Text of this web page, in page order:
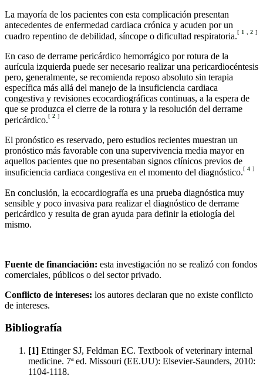
La mayoría de los pacientes con esta complicación presentan
antecedentes de enfermedad cardiaca crónica y acuden por un
cuadro repentino de debilidad, síncope o dificultad respiratoria.[ 1 2 ]
En caso de derrame pericárdico hemorrágico por rotura de la
aurícula izquierda puede ser necesario realizar una pericardiocéntesis
pero, generalmente, se recomienda reposo absoluto sin terapia
específica más allá del manejo de la insuficiencia cardiaca
congestiva y revisiones ecocardiográficas continuas, a la espera de
que se produzca el cierre de la rotura y la resolución del derrame
pericárdico.[ 2 ]
El pronóstico es reservado, pero estudios recientes muestran un
pronóstico más favorable con una supervivencia media mayor en
aquellos pacientes que no presentaban signos clínicos previos de
insuficiencia cardiaca congestiva en el momento del diagnóstico.[ 4 ]
En conclusión, la ecocardiografía es una prueba diagnóstica muy
sensible y poco invasiva para realizar el diagnóstico de derrame
pericárdico y resulta de gran ayuda para definir la etiología del
mismo.
Fuente de financiación: esta investigación no se realizó con fondos
comerciales, públicos o del sector privado.
Conflicto de intereses: los autores declaran que no existe conflicto
de intereses.
Bibliografía
[1] Ettinger SJ, Feldman EC. Textbook of veterinary internal
medicine. 7ª ed. Missouri (EE.UU): Elsevier-Saunders, 2010:
1104-1118.